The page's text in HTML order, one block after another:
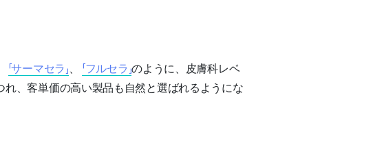
「サーマセラ」、 「フルセラ」のように、皮膚科レベ
、客単価の高い製品も自然と選ばれるようにな